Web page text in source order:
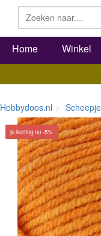
Home Winkel
Hobbydoos.nl
je korting nu -5%